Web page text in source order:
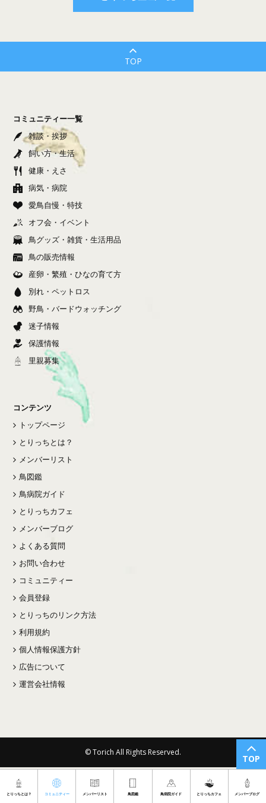
TOP
とりっちとは？ コミュニティー メンバーリスト 鳥図鑑 鳥病院ガイド とりっちカフェ メンバーブログ
TOP
コミュニティー一覧
雑談・挨拶
飼い方・生活
健康・えさ
病気・病院
愛鳥自慢・特技
オフ会・イベント
鳥グッズ・雑貨・生活用品
鳥の販売情報
産卵・繁殖・ひなの育て方
別れ・ペットロス
野鳥・バードウォッチング
迷子情報
保護情報
里親募集
コンテンツ
トップページ
とりっちとは？
メンバーリスト
鳥図鑑
鳥病院ガイド
とりっちカフェ
メンバーブログ
よくある質問
お問い合わせ
コミュニティー
会員登録
とりっちのリンク方法
利用規約
個人情報保護方針
広告について
運営会社情報
© Torich All Rights Reserved.